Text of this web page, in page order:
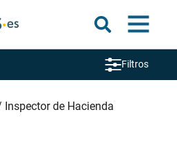
Filtros
Inspector de Hacienda